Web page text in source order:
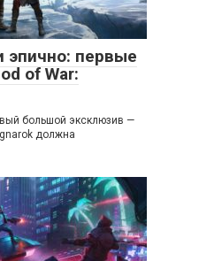
эпично: первые
of War:
большой эксклюзив —
должна